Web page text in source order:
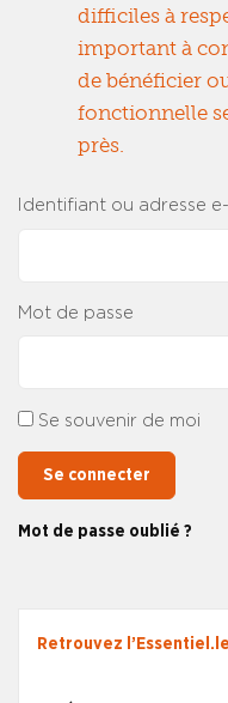
Retrouvez
difficiles à
important à
de bénéficier
fonctionnelle
près.
Identifiant ou adresse e-
Mot de passe
Se souvenir de moi
Se connecter
Mot de passe oublié ?